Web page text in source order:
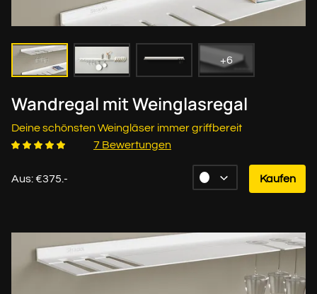
+6
Wandregal mit Weinglasregal
Deine schönsten Weingläser immer griffbereit
7 Bewertungen
Aus: €375.- Kaufen